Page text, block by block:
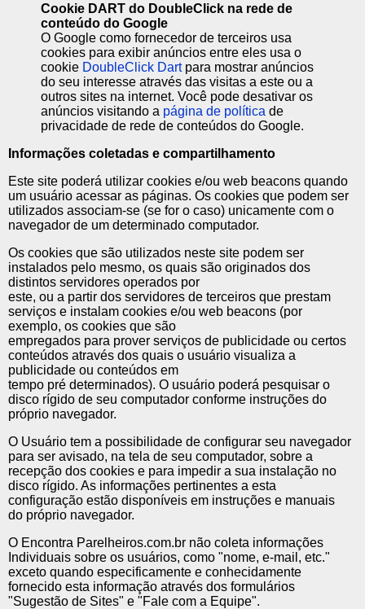
Cookie DART do DoubleClick na rede de
conteúdo do Google
O Google como fornecedor de terceiros usa
cookies para exibir anúncios entre eles usa o
cookie DoubleClick Dartpara mostrar anúncios
do seu interesse através das visitas a este ou a
outros sites na internet. Você pode desativar os
anúncios visitando a página de política de
privacidade de rede de conteúdos do Google.
Informações coletadas e compartilhamento
Este site poderá utilizar cookies e/ou web beacons quando
um usuário acessar as páginas. Os cookies que podem ser
utilizados associam-se (se for o caso) unicamente com o
navegador de um determinado computador.
Os cookies que são utilizados neste site podem ser
instalados pelo mesmo, os quais são originados dos
distintos servidores operados por
este, ou a partir dos servidores de terceiros que prestam
serviços e instalam cookies e/ou web beacons (por
exemplo, os cookies que são
empregados para prover serviços de publicidade ou certos
conteúdos através dos quais o usuário visualiza a
publicidade ou conteúdos em
tempo pré determinados). O usuário poderá pesquisar o
disco rígido de seu computador conforme instruções do
próprio navegador.
O Usuário tem a possibilidade de configurar seu navegador
para ser avisado, na tela de seu computador, sobre a
recepção dos cookies e para impedir a sua instalação no
disco rígido. As informações pertinentes a esta
configuração estão disponíveis em instruções e manuais
do próprio navegador.
O Encontra Parelheiros.com.br não coleta informações
Individuais sobre os usuários, como "nome, e-mail, etc."
exceto quando especificamente e conhecidamente
fornecido esta informação através dos formulários
"Sugestão de Sites" e "Fale com a Equipe".